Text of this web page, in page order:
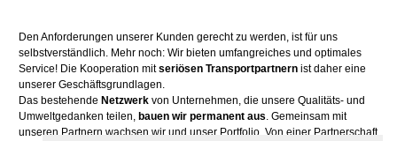
Den Anforderungen unserer Kunden gerecht zu werden, ist für uns
selbstverständlich. Mehr noch: Wir bieten umfangreiches und optimales
Service! Die Kooperation mitseriösen Transportpartnern ist daher eine
unserer Geschäftsgrundlagen.
Das bestehende Netzwerk von Unternehmen, die unsere Qualitäts- und
Umweltgedanken teilen, bauen wir permanent aus. Gemeinsam mit
unseren Partnern wachsen wir und unser Portfolio. Von einer Partnerschaft